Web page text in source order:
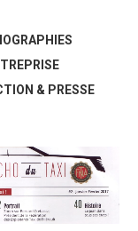
& PRESSE